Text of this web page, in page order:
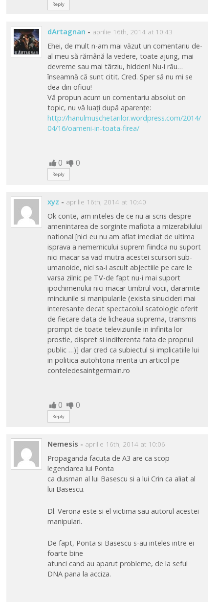
Reply
dArtagnan - aprilie 16th, 2014 at 10:43
Ehei, de mult n-am mai văzut un comentariu de-
al meu să rămână la vedere, toate ajung, mai
devreme sau mai târziu, hidden! Nu-i rău…
înseamnă că sunt citit. Cred. Sper să nu mi se
dea din oficiu!
Vă propun acum un comentariu absolut on
topic, nu vă luați după aparențe:
http://hanulmuschetarilor.wordpress.com/2014/
04/16/oameni-in-toata-firea/
0 0
Reply
xyz - aprilie 16th, 2014 at 10:40
Ok conte, am inteles de ce nu ai scris despre
amenintarea de sorginte mafiota a mizerabilului
national [nici eu nu am aflat imediat de ultima
isprava a nemernicului suprem fiindca nu suport
nici macar sa vad mutra acestei scursori sub-
umanoide, nici sa-i ascult abjectiile pe care le
varsa zilnic pe TV-de fapt nu-i mai suport
ipochimenului nici macar timbrul vocii, daramite
minciunile si manipularile (exista sinucideri mai
interesante decat spectacolul scatologic oferit
de fiecare data de licheaua suprema, transmis
prompt de toate televiziunile in infinita lor
prostie, dispret si indiferenta fata de propriul
public …)] dar cred ca subiectul si implicatiile lui
in politica autohtona merita un articol pe
conteledesaintgermain.ro
0 0
Reply
Nemesis - aprilie 16th, 2014 at 10:06
Propaganda facuta de A3 are ca scop
legendarea lui Ponta
ca dusman al lui Basescu si a lui Crin ca aliat al
lui Basescu.
Dl. Verona este si el victima sau autorul acestei
manipulari.
De fapt, Ponta si Basescu s-au inteles intre ei
foarte bine
atunci cand au aparut probleme, de la seful
DNA pana la acciza.